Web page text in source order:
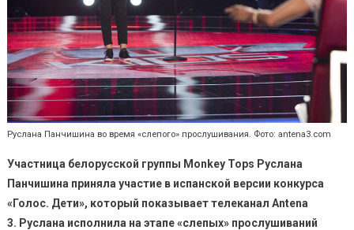
Руслана Панчишина во время «слепого» прослушивания. Фото: antena3.com
Участница белорусской группы Monkey Tops Руслана
Панчишина приняла участие в испанской версии конкурса
«Голос. Дети», который показывает телеканал Antena
3. Руслана исполнила на этапе «слепых» прослушиваний